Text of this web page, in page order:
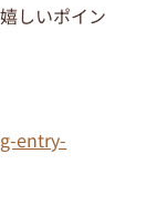
しいポイン
entry-